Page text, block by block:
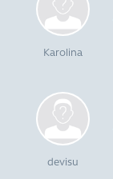
Karolina
devisu